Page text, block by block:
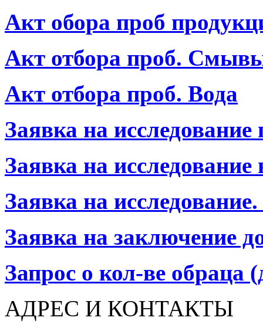
Акт обора проб
Акт отбора проб.
Акт отбора проб. Вода
Заявка на
Заявка на исследование
Заявка на
Заявка на заключение
Запрос о кол-ве обраца
АДРЕС И КОНТАКТЫ